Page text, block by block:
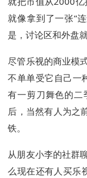
就像拿到了一张“
是，讨论区和外盘
尽管乐视的商业模
不单单受它自己一
有一剪刀舞色的二
后，当然有人为之
铁。
从朋友小李的社群
么现在还有人买乐